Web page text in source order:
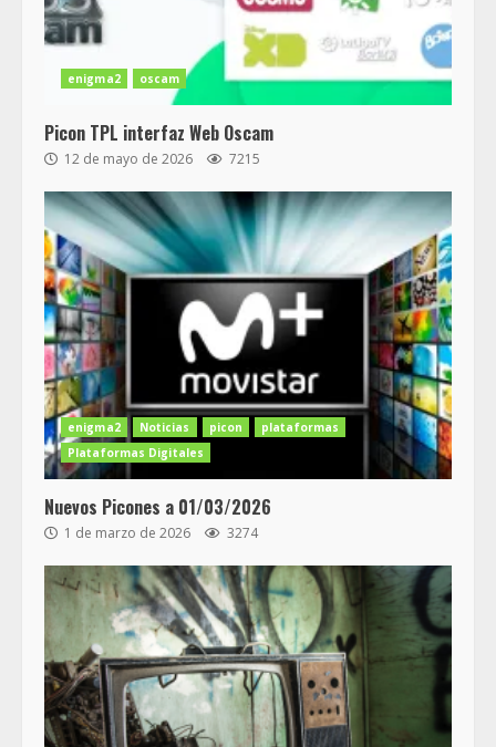
enigma2 oscam
Picon TPL interfaz Web Oscam
12 de mayo de 2026 7215
enigma2 Noticias picon
plataformas
Plataformas Digitales
Nuevos Picones a 01/03/2026
1 de marzo de 2026 3274